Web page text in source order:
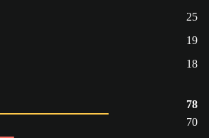
25
19
18
78
70